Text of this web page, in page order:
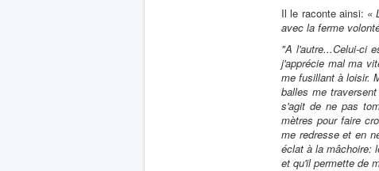
Il le raconte ainsi: «
avec la ferme
"A l'autre...Celui-ci
j'apprécie mal ma
me fusillant à loisir.
balles me
s'agit de ne pas
mètres pour faire
me redresse et en
éclat à la mâchoire:
et qu'il permette de